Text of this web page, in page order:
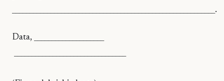
__________________________________________________________.
Data, ____________________